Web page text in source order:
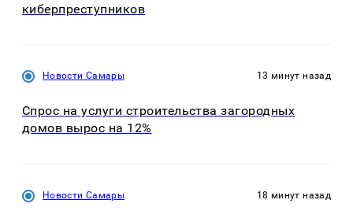
киберпреступников
Новости Самары 13 минут назад
Спрос на услуги строительства загородных
домов вырос на 12%
Новости Самары 18 минут назад